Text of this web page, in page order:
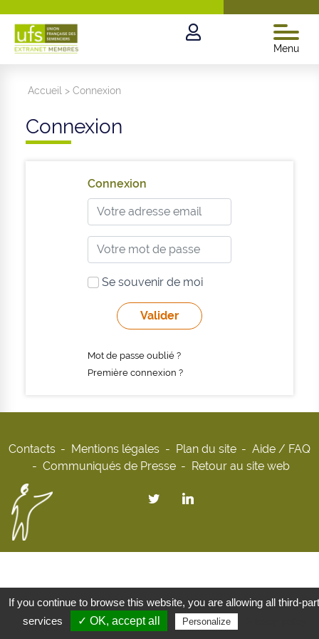
Menu
Accueil >Connexion
Connexion
Connexion
Se souvenir de moi
Mot de passe oublié ?
Première connexion ?
Contacts Mentions légales Plan du site
Aide / FAQ
Communiqués de Presse
Retour au site web
If you continue to browse this website, you are allowing all third-
services
✓ OK, accept all Personalize